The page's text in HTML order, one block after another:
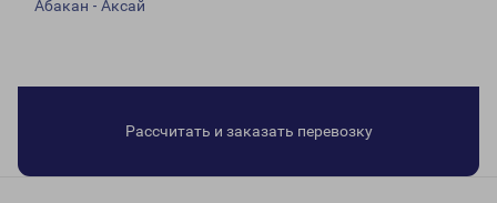
Абакан - Аксай
Рассчитать и заказать перевозку